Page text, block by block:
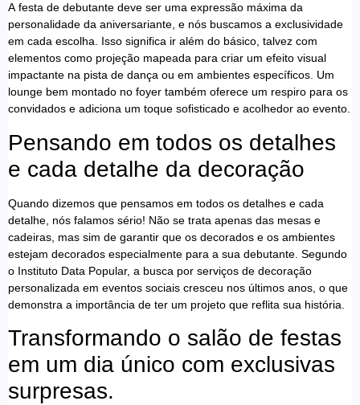
A festa de debutante deve ser uma expressão máxima da
personalidade da aniversariante, e nós buscamos a exclusividade
em cada escolha. Isso significa ir além do básico, talvez com
elementos como projeção mapeada para criar um efeito visual
impactante na pista de dança ou em ambientes específicos. Um
lounge bem montado no foyer também oferece um respiro para os
convidados e adiciona um toque sofisticado e acolhedor ao evento.
Pensando em todos os detalhes
e cada detalhe da decoração
Quando dizemos que pensamos em todos os detalhes e cada
detalhe, nós falamos sério! Não se trata apenas das mesas e
cadeiras, mas sim de garantir que os decorados e os ambientes
estejam decorados especialmente para a sua debutante. Segundo
o Instituto Data Popular, a busca por serviços de decoração
personalizada em eventos sociais cresceu nos últimos anos, o que
demonstra a importância de ter um projeto que reflita sua história.
Transformando o salão de festas
em um dia único com exclusivas
surpresas.